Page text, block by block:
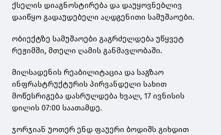
ქსელის დიაგნოსტირება და დაუყოვნებლივ
დაიწყო გადაუდებელი აღდგენითი სამუშაოები.
ობიექტზე სამუშაოები გაგრძელდება უწყვეტ
რეჟიმში, მთელი ღამის განმავლობაში.
მილსადენის რეაბილიტაცია და საგზაო
ინფრასტრუქტურის პირვანდელი სახით
მოწესრიგება დასრულდება ხვალ, 17 ივნისის
დილის 07:00 საათამდე.
ჯორჯიან უოთერ ენდ ფაუერი ბოდიშს გიხდით